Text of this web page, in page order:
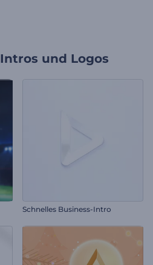
Intros und Logos
Schnelles Business-Intro